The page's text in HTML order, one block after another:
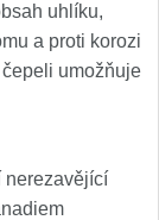
uhlíku,
a proti korozi
umožňuje
nerezavějící